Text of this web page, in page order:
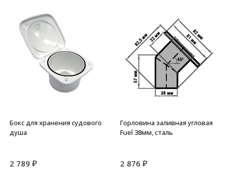
Бокс для хранения судового
душа
2 789 ₽
Горловина заливная угловая
Fuel 38мм, сталь
2 876 ₽